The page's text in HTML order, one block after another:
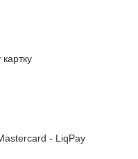
- LiqPay